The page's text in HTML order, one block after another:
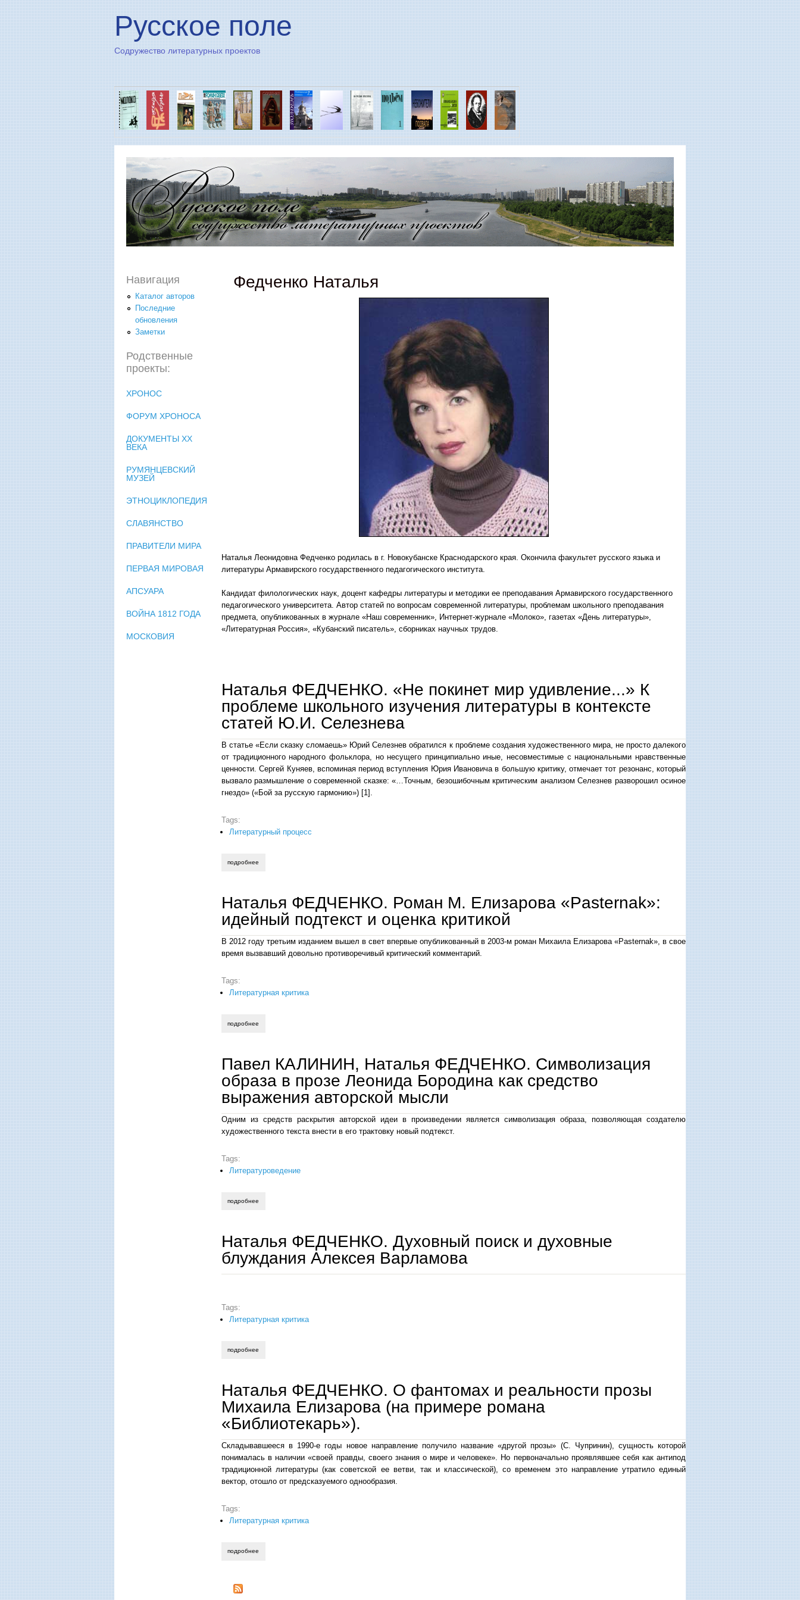
Русское поле
Содружество литературных проектов
Федченко Наталья
Наталья Леонидовна Федченко родилась в г. Новокубанске Краснодарского края. Окончила факультет русского языка и
литературы Армавирского государственного педагогического института.
Кандидат филологических наук, доцент кафедры литературы и методики ее преподавания Армавирского государственного
педагогического университета. Автор статей по вопросам современной литературы, проблемам школьного преподавания
предмета, опубликованных в журнале «Наш современник», Интернет-журнале «Молоко», газетах «День литературы»,
«Литературная Россия», «Кубанский писатель», сборниках научных трудов.
Наталья ФЕДЧЕНКО. «Не покинет мир удивление...» К
проблеме школьного изучения литературы в контексте
статей Ю.И. Селезнева
В статье «Если сказку сломаешь» Юрий Селезнев обратился к проблеме создания художественного мира, не просто далекого
от традиционного народного фольклора, но несущего принципиально иные, несовместимые с национальными нравственные
ценности. Сергей Куняев, вспоминая период вступления Юрия Ивановича в большую критику, отмечает тот резонанс, который
вызвало размышление о современной сказке: «…Точным, безошибочным критическим анализом Селезнев разворошил осиное
гнездо» («Бой за русскую гармонию») [1].
Tags:
Литературный процесс
подробнее
Наталья ФЕДЧЕНКО. Роман М. Елизарова «Pasternak»:
идейный подтекст и оценка критикой
В 2012 году третьим изданием вышел в свет впервые опубликованный в 2003-м роман Михаила Елизарова «Pasternak», в свое
время вызвавший довольно противоречивый критический комментарий.
Tags:
Литературная критика
подробнее
Павел КАЛИНИН, Наталья ФЕДЧЕНКО. Символизация
образа в прозе Леонида Бородина как средство
выражения авторской мысли
Одним из средств раскрытия авторской идеи в произведении является символизация образа, позволяющая создателю
художественного текста внести в его трактовку новый подтекст.
Tags:
Литературоведение
подробнее
Наталья ФЕДЧЕНКО. Духовный поиск и духовные
блуждания Алексея Варламова
Tags:
Литературная критика
подробнее
Наталья ФЕДЧЕНКО. О фантомах и реальности прозы
Михаила Елизарова (на примере романа
«Библиотекарь»).
Складывавшееся в 1990-е годы новое направление получило название «другой прозы» (С. Чупринин), сущность которой
понималась в наличии «своей правды, своего знания о мире и человеке». Но первоначально проявлявшее себя как антипод
традиционной литературы (как советской ее ветви, так и классической), со временем это направление утратило единый
вектор, отошло от предсказуемого однообразия.
Tags:
Литературная критика
подробнее
Навигация
Каталог авторов
Последние
обновления
Заметки
Родственные
проекты:
ХРОНОС
ФОРУМ ХРОНОСА
ДОКУМЕНТЫ XX
ВЕКА
РУМЯНЦЕВСКИЙ
МУЗЕЙ
ЭТНОЦИКЛОПЕДИЯ
СЛАВЯНСТВО
ПРАВИТЕЛИ МИРА
ПЕРВАЯ МИРОВАЯ
АПСУАРА
ВОЙНА 1812 ГОДА
МОСКОВИЯ